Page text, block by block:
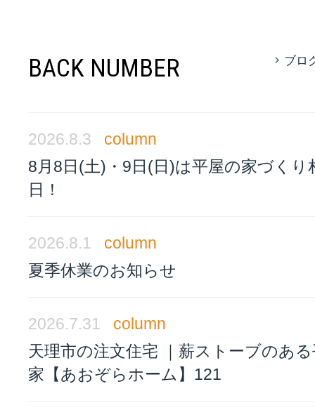
BACK NUMBER ブロ
2026.8.3
column
8月8日(土)・9日(日)は平屋の家づくり
日！
2026.8.1
column
夏季休業のお知らせ
2026.7.31
column
天理市の注文住宅 ｜薪ストーブのあ
家【あおぞらホーム】121